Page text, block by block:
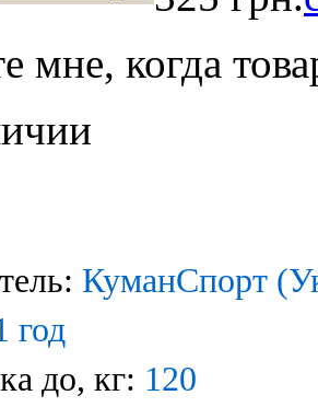
мне, когда
КуманСпорт
год
до, кг: 120